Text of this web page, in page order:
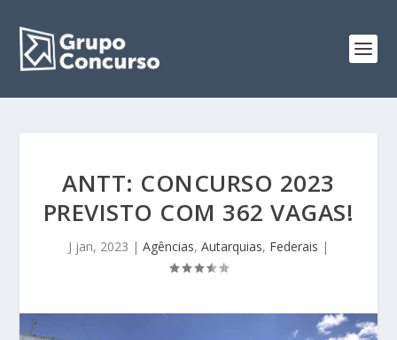
ANTT: CONCURSO 2023
PREVISTO COM 362 VAGAS!
J jan, 2023 | Agências, Autarquias, Federais |